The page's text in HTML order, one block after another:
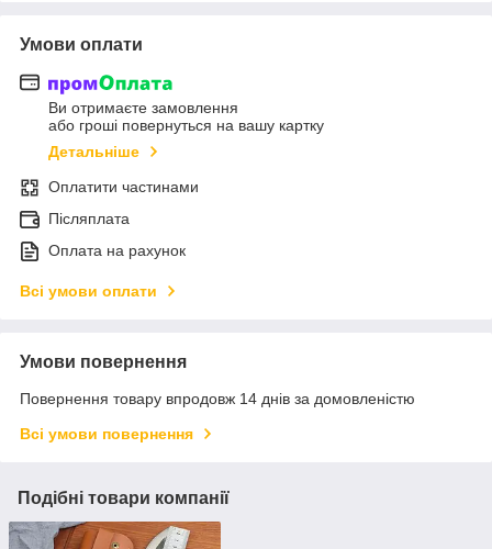
Умови оплати
Ви отримаєте замовлення
або гроші повернуться на вашу картку
Детальніше
Оплатити частинами
Післяплата
Оплата на рахунок
Всі умови оплати
Умови повернення
Повернення товару впродовж 14 днів за домовленістю
Всі умови повернення
Подібні товари компанії